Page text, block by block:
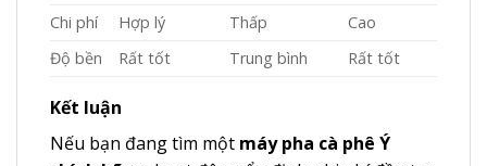
Chi phí Hợp lý Thấp
Cao
Độ bền
Rất tốt Trung bình Rất tốt
Kết luận
Nếu bạn đang tìm một máy pha cà phê Ý